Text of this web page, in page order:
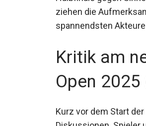
als Topfavorit auf den
Halbfinale gegen
spannendsten
Kritik am
Open 2025